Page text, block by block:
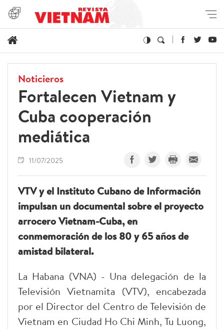
Noticieros
Fortalecen Vietnam y
Cuba cooperación
mediática
11/07/2025
VTV y el Instituto Cubano de Información
impulsan un documental sobre el proyecto
arrocero Vietnam-Cuba, en
conmemoración de los 80 y 65 años de
amistad bilateral.
La Habana (VNA) - Una delegación de la
Televisión Vietnamita (VTV), encabezada
por el Director del Centro de Televisión de
Vietnam en Ciudad Ho Chi Minh, Tu Luong,